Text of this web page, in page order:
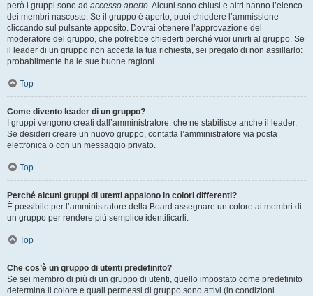
però i gruppi sono ad accesso aperto. Alcuni sono chiusi e altri hanno l’elenco
dei membri nascosto. Se il gruppo è aperto, puoi chiedere l’ammissione
cliccando sul pulsante apposito. Dovrai ottenere l’approvazione del
moderatore del gruppo, che potrebbe chiederti perché vuoi unirti al gruppo. Se
il leader di un gruppo non accetta la tua richiesta, sei pregato di non assillarlo:
probabilmente ha le sue buone ragioni.
Top
Come divento leader di un gruppo?
I gruppi vengono creati dall’amministratore, che ne stabilisce anche il leader.
Se desideri creare un nuovo gruppo, contatta l’amministratore via posta
elettronica o con un messaggio privato.
Top
Perché alcuni gruppi di utenti appaiono in colori differenti?
È possibile per l’amministratore della Board assegnare un colore ai membri di
un gruppo per rendere più semplice identificarli.
Top
Che cos’è un gruppo di utenti predefinito?
Se sei membro di più di un gruppo di utenti, quello impostato come predefinito
determina il colore e quali permessi di gruppo sono attivi (in condizioni